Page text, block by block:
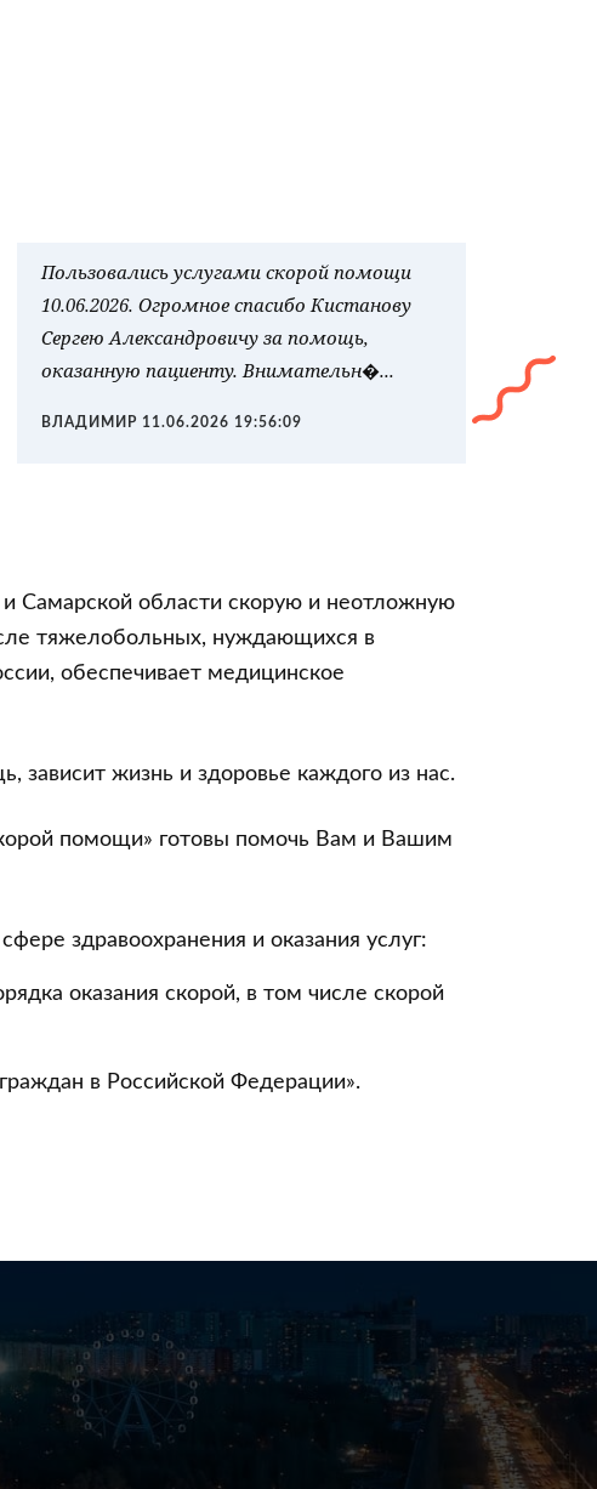
Пользовались услугами скорой помощи
10.06.2026. Огромное спасибо Кистанову
Сергею Александровичу за помощь,
оказанную пациенту. Внимательн�...
ВЛАДИМИР 11.06.2026 19:56:09
Самарской области скорую и неотложную
тяжелобольных, нуждающихся в
обеспечивает медицинское
зависит жизнь и здоровье каждого из нас.
помощи» готовы помочь Вам и Вашим
здравоохранения и оказания услуг:
оказания скорой, в том числе скорой
в Российской Федерации».